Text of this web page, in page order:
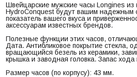
Швейцарские мужские часы Longines из
HydroConquest будут вашим надежным
показатель вашего вкуса и
аксессуарам известных брендов.
Полезные функции этих часов,
Дата. Антибликовое покрытие стекла,
вращающийся безель из керамики,
крышка и заводная головка. Запас хода
Размер часов (по корпусу): 43 мм.